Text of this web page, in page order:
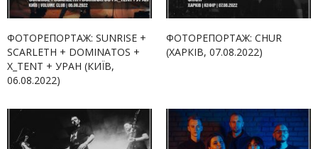
ФОТОРЕПОРТАЖ: SUNRISE +
SCARLETH + DOMINATOS +
X_TENT + УРАН (КИЇВ,
06.08.2022)
ФОТОРЕПОРТАЖ: CHUR
(ХАРКІВ, 07.08.2022)